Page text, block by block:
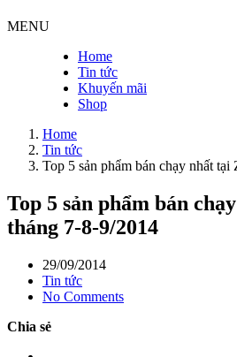
MENU
Home
Tin tức
Khuyến mãi
Shop
Home
Tin tức
Top 5 sản phẩm bán chạy nhất
Top 5 sản phẩm bán
tháng 7-8-9/2014
29/09/2014
Tin tức
No Comments
Chia sẻ